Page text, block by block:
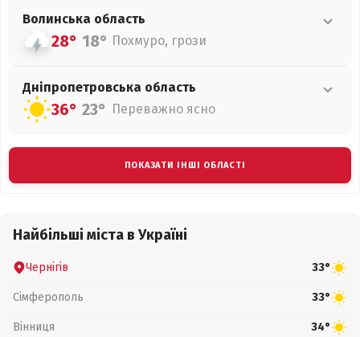
Волинська область
28° 18° Похмуро, грози
Дніпропетровська область
36° 23° Переважно ясно
ПОКАЗАТИ ІНШІ ОБЛАСТІ
Найбільші міста в Україні
Чернігів 33°
Сімферополь 33°
Вінниця 34°